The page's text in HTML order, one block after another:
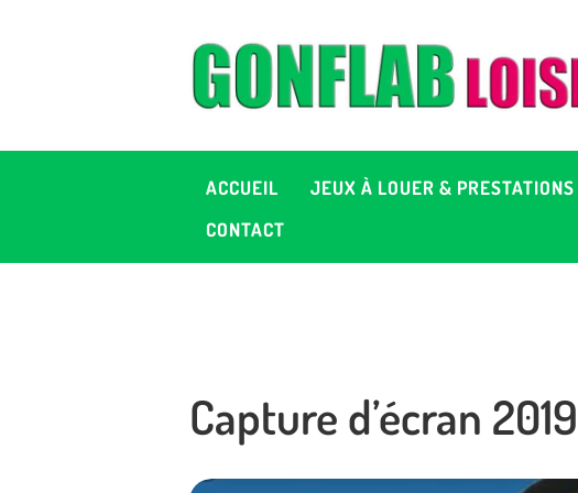
ACCUEIL JEUX À LOUER & PRESTATIONS
CONTACT
JEUX À
+
Capture d’écran